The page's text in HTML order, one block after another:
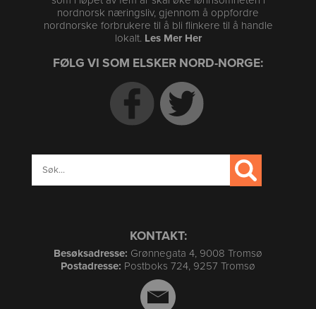
nordnorsk næringsliv, gjennom å oppfordre
nordnorske forbrukere til å bli flinkere til å handle
lokalt. Les Mer Her
FØLG VI SOM ELSKER NORD-NORGE:
KONTAKT:
Besøksadresse: Grønnegata 4, 9008 Tromsø
Postadresse: Postboks 724, 9257 Tromsø